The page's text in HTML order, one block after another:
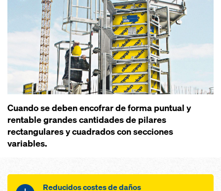
Cuando se deben encofrar de forma puntual y
rentable grandes cantidades de pilares
rectangulares y cuadrados con secciones
variables.
Reducidos costes de daños